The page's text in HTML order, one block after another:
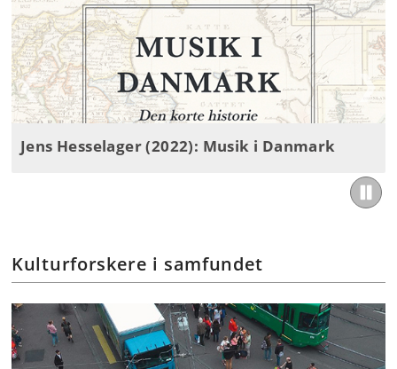
Jens Hesselager (2022): Musik i Danmark
Kulturforskere i samfundet